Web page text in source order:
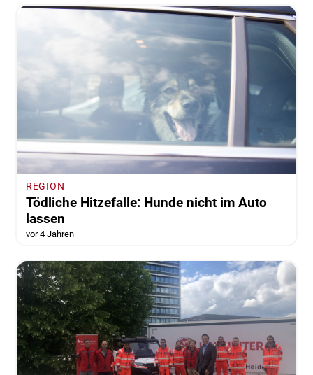
REGION
Tödliche Hitzefalle: Hunde nicht im Auto
lassen
vor 4 Jahren